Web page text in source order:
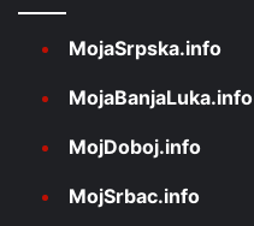
MojaSrpska.info
MojaBanjaLuka.info
MojDoboj.info
MojSrbac.info